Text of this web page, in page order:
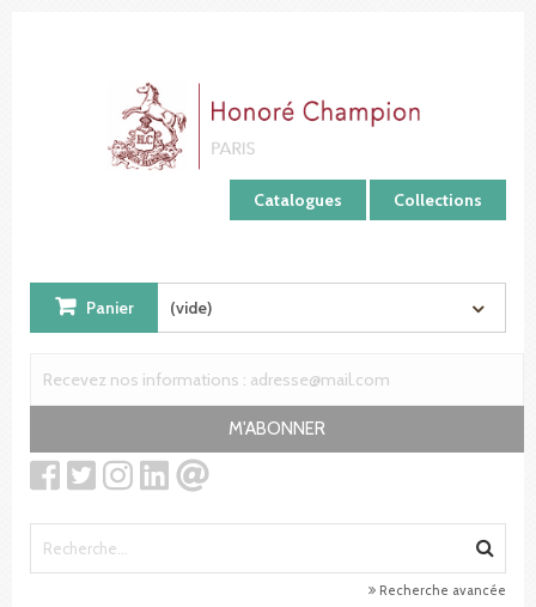
Catalogues Collections
Panier (vide)
M'ABONNER
Recherche avancée